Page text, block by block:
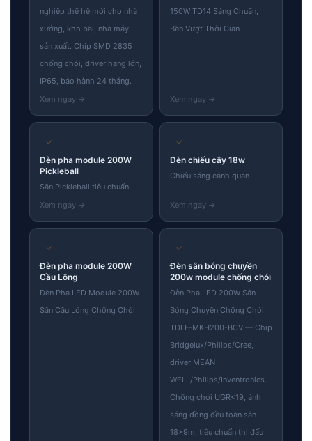
nghiệp thế hệ mới cho nhà
xưởng, kho bãi, nhà máy
sản xuất. Chip SMD 2835
chống chói, driver hãng lớn,
IP65, bảo hành 24 tháng.
150W TD14 Sáng Chuẩn,
Bền Vượt Thời Gian
✓
Đèn pha module 200W
Pickleball
Sân Pickleball tiêu chuẩn
✓
Đèn chiếu cây 18w
Chiếu sáng cảnh quan
✓
Đèn pha module 200W
Cầu Lông
Đèn Pha LED Module 200W
Sân Cầu Lông Chống Chói
✓
Đèn sân bóng chuyền
200w module chống chói
Đèn Pha LED 200W Sân
Bóng Chuyền Chống Chói
TDLF-MKH200-BCV — Chip
Bridgelux/Philips/Cree,
driver MEAN
WELL/Philips/Inventronics.
Chống chói UGR<19, ánh
sáng đồng đều toàn sân
18×9m, tiêu chuẩn thi đấu